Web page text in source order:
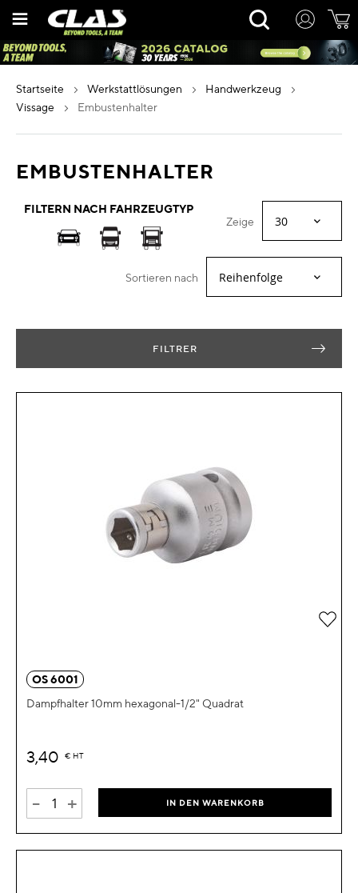
Inhalt
Rechercher
startseite werkstattlösungen
handwerkzeug
vissage
embustenhalter
EMBUSTENHALTER
FILTERN NACH FAHRZEUGTYP
Zeige
Sortieren nach
FILTRER
OS 6001
Dampfhalter 10mm hexagonal-1/2" Quadrat
3,40 € HT
- + IN DEN WARENKORB
Zur